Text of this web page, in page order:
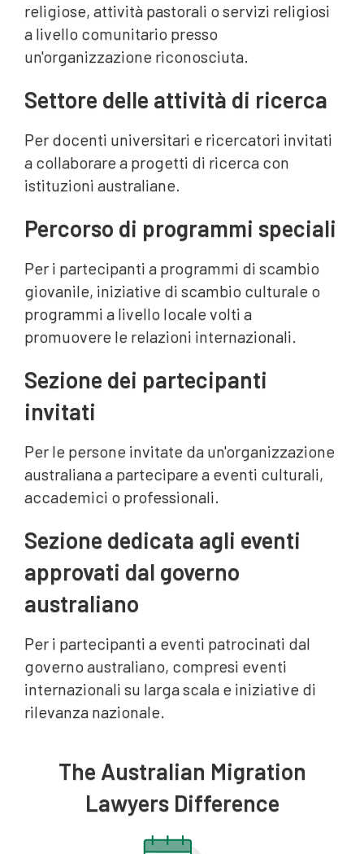
religiose, attività pastorali o servizi religiosi
a livello comunitario presso
un'organizzazione riconosciuta.
Settore delle attività di ricerca
Per docenti universitari e ricercatori invitati
a collaborare a progetti di ricerca con
istituzioni australiane.
Percorso di programmi speciali
Per i partecipanti a programmi di scambio
giovanile, iniziative di scambio culturale o
programmi a livello locale volti a
promuovere le relazioni internazionali.
Sezione dei partecipanti
invitati
Per le persone invitate da un'organizzazione
australiana a partecipare a eventi culturali,
accademici o professionali.
Sezione dedicata agli eventi
approvati dal governo
australiano
Per i partecipanti a eventi patrocinati dal
governo australiano, compresi eventi
internazionali su larga scala e iniziative di
rilevanza nazionale.
The Australian Migration
Lawyers Difference